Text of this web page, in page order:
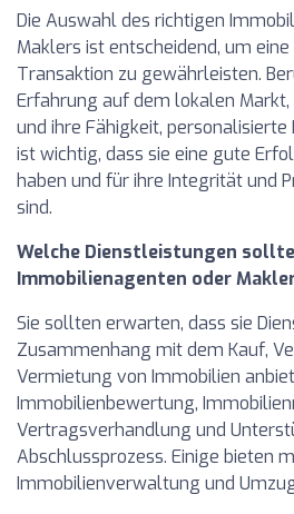
Die Auswahl des richtigen
Maklers ist entscheidend, um
Transaktion zu gewährleisten.
Erfahrung auf dem lokalen Markt,
und ihre Fähigkeit, personalisierte
ist wichtig, dass sie eine gute
haben und für ihre Integrität und
sind.
Welche Dienstleistungen
Immobilienagenten oder
Sie sollten erwarten, dass sie
Zusammenhang mit dem Kauf,
Vermietung von Immobilien
Immobilienbewertung,
Vertragsverhandlung und
Abschlussprozess. Einige bieten
Immobilienverwaltung und